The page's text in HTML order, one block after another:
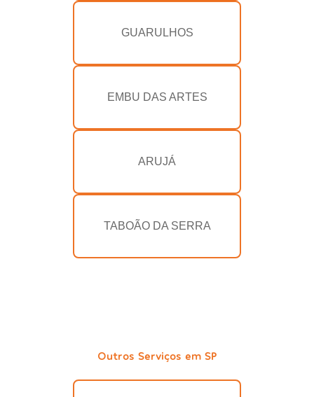
GUARULHOS
EMBU DAS ARTES
ARUJÁ
TABOÃO DA SERRA
Outros Serviços em SP